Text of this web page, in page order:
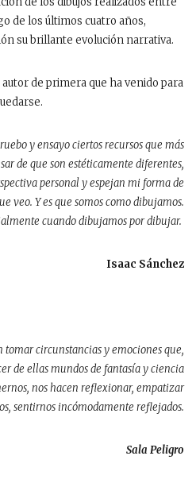
de los últimos cuatro años,
su brillante evolución narrativa.
de primera que ha venido para
y ensayo ciertos recursos que más
de que son estéticamente diferentes,
personal y espejan mi forma de
veo. Y es que somos como dibujamos.
cuando dibujamos por dibujar.
Isaac Sánchez
tomar circunstancias y emociones que,
de ellas mundos de fantasía y ciencia
nos hacen reflexionar, empatizar
sentirnos incómodamente reflejados.
Sala Peligro